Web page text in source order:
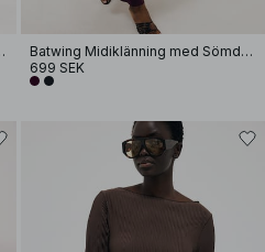
med broderi
Batwing Midiklänning med Sömdetaljer
699 SEK